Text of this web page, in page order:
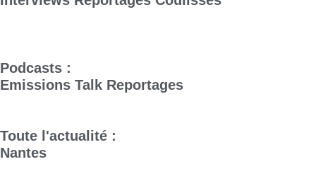
Podcasts :
Emissions Talk Reportages
Toute l'actualité :
Nantes